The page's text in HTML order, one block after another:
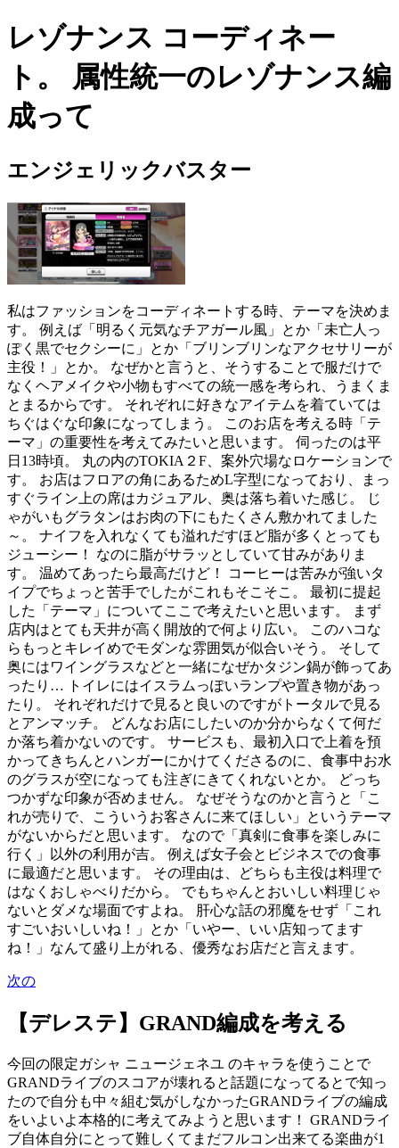
レゾナンス コーディネー
ト。 属性統一のレゾナンス編
成って
エンジェリックバスター
私はファッションをコーディネートする時、テーマを決めま
す。 例えば「明るく元気なチアガール風」とか「未亡人っ
ぽく黒でセクシーに」とか「ブリンブリンなアクセサリーが
主役！」とか。 なぜかと言うと、そうすることで服だけで
なくヘアメイクや小物もすべての統一感を考られ、うまくま
とまるからです。 それぞれに好きなアイテムを着ていては
ちぐはぐな印象になってしまう。 このお店を考える時「テ
ーマ」の重要性を考えてみたいと思います。 伺ったのは平
日13時頃。 丸の内のTOKIA２F、案外穴場なロケーションで
す。 お店はフロアの角にあるためL字型になっており、まっ
すぐライン上の席はカジュアル、奥は落ち着いた感じ。 じ
ゃがいもグラタンはお肉の下にもたくさん敷かれてました
～。 ナイフを入れなくても溢れだすほど脂が多くとっても
ジューシー！ なのに脂がサラッとしていて甘みがありま
す。 温めてあったら最高だけど！ コーヒーは苦みが強いタ
イプでちょっと苦手でしたがこれもそこそこ。 最初に提起
した「テーマ」についてここで考えたいと思います。 まず
店内はとても天井が高く開放的で何より広い。 このハコな
らもっとキレイめでモダンな雰囲気が似合いそう。 そして
奥にはワイングラスなどと一緒になぜかタジン鍋が飾ってあ
ったり… トイレにはイスラムっぽいランプや置き物があっ
たり。 それぞれだけで見ると良いのですがトータルで見る
とアンマッチ。 どんなお店にしたいのか分からなくて何だ
か落ち着かないのです。 サービスも、最初入口で上着を預
かってきちんとハンガーにかけてくださるのに、食事中お水
のグラスが空になっても注ぎにきてくれないとか。 どっち
つかずな印象が否めません。 なぜそうなのかと言うと「こ
れが売りで、こういうお客さんに来てほしい」というテーマ
がないからだと思います。 なので「真剣に食事を楽しみに
行く」以外の利用が吉。 例えば女子会とビジネスでの食事
に最適だと思います。 その理由は、どちらも主役は料理で
はなくおしゃべりだから。 でもちゃんとおいしい料理じゃ
ないとダメな場面ですよね。 肝心な話の邪魔をせず「これ
すごいおいしいね！」とか「いやー、いい店知ってます
ね！」なんて盛り上がれる、優秀なお店だと言えます。
次の
【デレステ】GRAND編成を考える
今回の限定ガシャ ニュージェネユ のキャラを使うことで
GRANDライブのスコアが壊れると話題になってるとで知っ
たので自分も中々組む気がしなかったGRANDライブの編成
をいよいよ本格的に考えてみようと思います！ GRANDライ
ブ自体自分にとって難しくてまだフルコン出来てる楽曲が1